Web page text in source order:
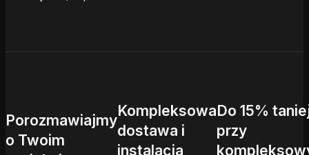
Porozmawiajmy
o Twoim
Kompleksowa
dostawa i
instalacja
Do 15%
przy